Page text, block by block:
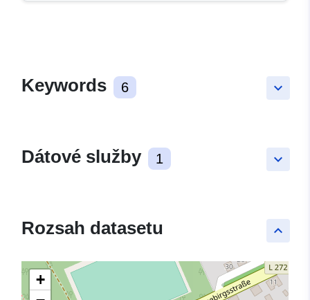
keyboard_arrow_down
Keywords 6
keyboard_arrow_down
Dátové služby 1
keyboard_arrow_up
Rozsah datasetu
+